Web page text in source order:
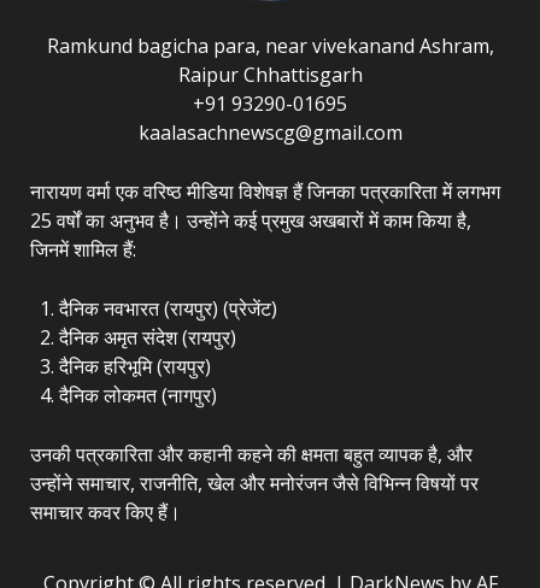
Ramkund bagicha para, near vivekanand Ashram,
Raipur Chhattisgarh
+91 93290-01695
kaalasachnewscg@gmail.com
नारायण वर्मा एक वरिष्ठ मीडिया विशेषज्ञ हैं जिनका पत्रकारिता में लगभग
25 वर्षों का अनुभव है। उन्होंने कई प्रमुख अखबारों में काम किया है,
जिनमें शामिल हैं:
दैनिक नवभारत (रायपुर) (प्रेजेंट)
दैनिक अमृत संदेश (रायपुर)
दैनिक हरिभूमि (रायपुर)
दैनिक लोकमत (नागपुर)
उनकी पत्रकारिता और कहानी कहने की क्षमता बहुत व्यापक है, और
उन्होंने समाचार, राजनीति, खेल और मनोरंजन जैसे विभिन्न विषयों पर
समाचार कवर किए हैं।